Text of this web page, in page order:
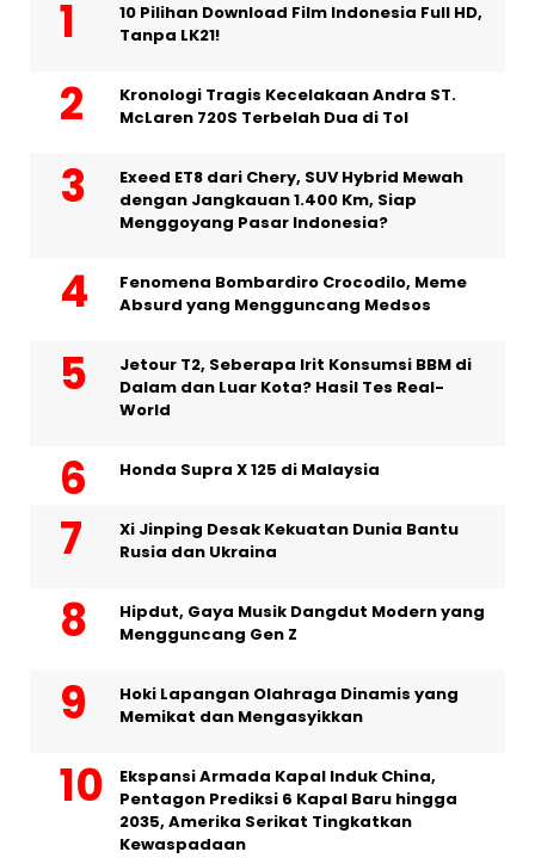
10 Pilihan Download Film Indonesia Full HD,
Tanpa LK21!
Kronologi Tragis Kecelakaan Andra ST.
McLaren 720S Terbelah Dua di Tol
Exeed ET8 dari Chery, SUV Hybrid Mewah
dengan Jangkauan 1.400 Km, Siap
Menggoyang Pasar Indonesia?
Fenomena Bombardiro Crocodilo, Meme
Absurd yang Mengguncang Medsos
Jetour T2, Seberapa Irit Konsumsi BBM di
Dalam dan Luar Kota? Hasil Tes Real-
World
Honda Supra X 125 di Malaysia
Xi Jinping Desak Kekuatan Dunia Bantu
Rusia dan Ukraina
Hipdut, Gaya Musik Dangdut Modern yang
Mengguncang Gen Z
Hoki Lapangan Olahraga Dinamis yang
Memikat dan Mengasyikkan
Ekspansi Armada Kapal Induk China,
Pentagon Prediksi 6 Kapal Baru hingga
2035, Amerika Serikat Tingkatkan
Kewaspadaan